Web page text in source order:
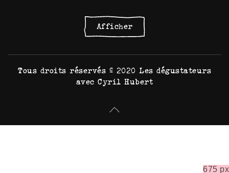
675 px
Afficher
Tous droits réservés © 2020 Les dégustateurs
avec Cyril Hubert